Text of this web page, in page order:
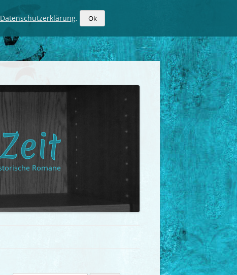
Datenschutzerklärung. Ok